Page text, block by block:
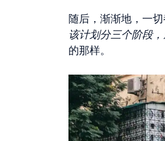
随后，渐渐地，一
该计划分三个阶段
的那样。